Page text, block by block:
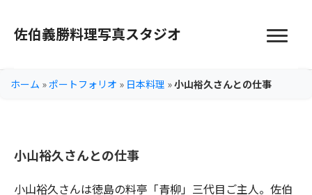
佐伯義勝料理写真スタジオ
ホーム »ポートフォリオ » 日本料理 »小山裕久さんとの仕事
小山裕久さんとの仕事
小山裕久さんは徳島の料亭「青柳」三代目ご主人。佐伯